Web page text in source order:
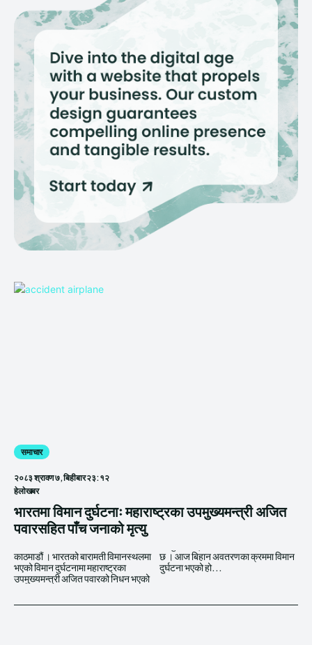
समाचार
२०८३ श्रावण ७, बिहीबार २३:१२
हेलाेखबर
भारतमा विमान दुर्घटनाः महाराष्ट्रका उपमुख्यमन्त्री अजित
पवारसहित पाँच जनाको मृत्यु
काठमाडौं । भारतको बारामती विमानस्थलमा
भएको विमान दुर्घटनामा महाराष्ट्रका
उपमुख्यमन्त्री अजित पवारको निधन भएको
छ । आज बिहान अवतरणका क्रममा विमान
दुर्घटना भएको हो...